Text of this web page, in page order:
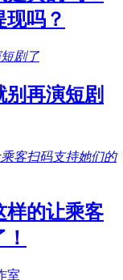
现吗？
再演短剧
样的让乘客
室